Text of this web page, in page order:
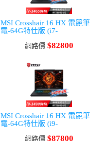
MSI Crosshair 16 HX 電競筆
電-64G特仕版 (i7-
SSD/RTX5060-8G/Win11)
網路價 $82800
MSI Crosshair 16 HX 電競筆
電-64G特仕版 (i9-
SSD/RTX5060-8G/Win11)
網路價 $87800